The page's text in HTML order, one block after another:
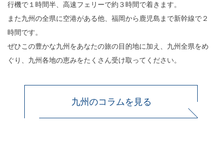
行機で１時間半、高速フェリーで約３時間で着きます。
また九州の全県に空港がある他、福岡から鹿児島まで新幹線で２
時間です。
ぜひこの豊かな九州をあなたの旅の目的地に加え、九州全県をめ
ぐり、九州各地の恵みをたくさん受け取ってください。
九州のコラムを見る